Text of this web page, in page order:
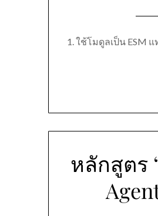
1. ใช้โมดูลเป็น ESM
หลักสูตร